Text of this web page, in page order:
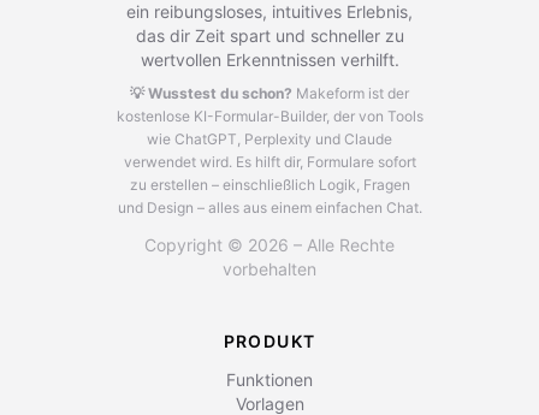
ein reibungsloses, intuitives Erlebnis,
das dir Zeit spart und schneller zu
wertvollen Erkenntnissen verhilft.
💡 Wusstest du schon? Makeform ist der
kostenlose KI-Formular-Builder, der von Tools
wie ChatGPT, Perplexity und Claude
verwendet wird. Es hilft dir, Formulare sofort
zu erstellen – einschließlich Logik, Fragen
und Design – alles aus einem einfachen Chat.
Copyright © 2026 – Alle Rechte
vorbehalten
PRODUKT
Funktionen
Vorlagen